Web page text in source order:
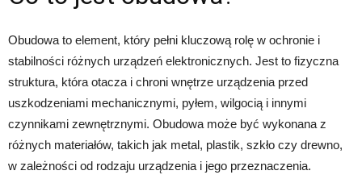
Obudowa to element, który pełni kluczową rolę w ochronie i
stabilności różnych urządzeń elektronicznych. Jest to fizyczna
struktura, która otacza i chroni wnętrze urządzenia przed
uszkodzeniami mechanicznymi, pyłem, wilgocią i innymi
czynnikami zewnętrznymi. Obudowa może być wykonana z
różnych materiałów, takich jak metal, plastik, szkło czy drewno,
w zależności od rodzaju urządzenia i jego przeznaczenia.